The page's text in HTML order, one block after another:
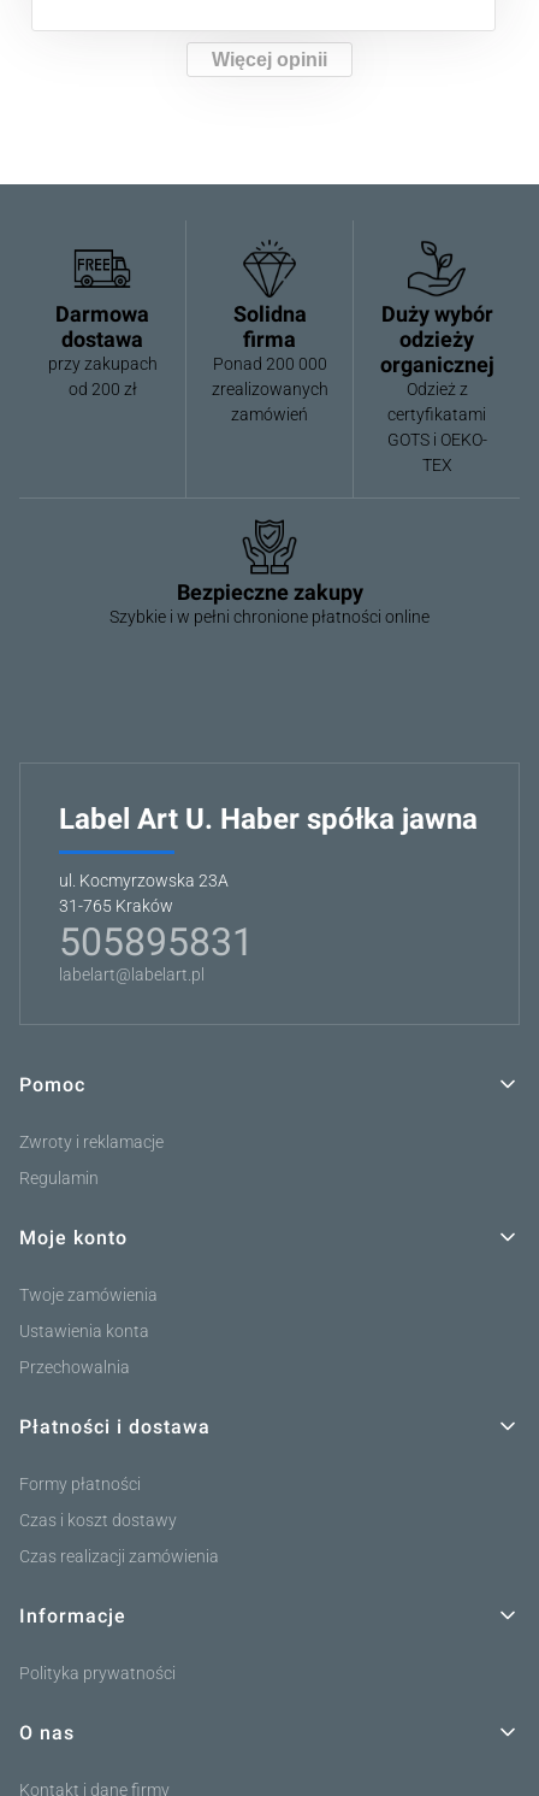
Więcej opinii
Darmowa
dostawa
przy zakupach
od 200 zł
Solidna
firma
Ponad 200 000
zrealizowanych
zamówień
Duży wybór
odzieży
organicznej
Odzież z
certyfikatami
GOTS i OEKO-
TEX
Bezpieczne zakupy
Szybkie i w pełni chronione płatności online
Label Art U. Haber spółka jawna
ul. Kocmyrzowska 23A
31-765 Kraków
505895831
labelart@labelart.pl
Linki w stopce
Pomoc
Zwroty i reklamacje
Regulamin
Moje konto
Twoje zamówienia
Ustawienia konta
Przechowalnia
Płatności i dostawa
Formy płatności
Czas i koszt dostawy
Czas realizacji zamówienia
Informacje
Polityka prywatności
O nas
Kontakt i dane firmy